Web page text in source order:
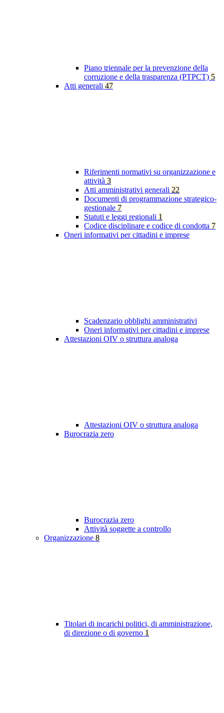
Piano triennale per la prevenzione della
corruzione e della trasparenza (PTPCT) 5
Atti generali 47
Riferimenti normativi su organizzazione e
attività 3
Atti amministrativi generali 22
Documenti di programmazione strategico-
gestionale 7
Statuti e leggi regionali 1
Codice disciplinare e codice di condotta 7
Oneri informativi per cittadini e imprese
Scadenzario obblighi amministrativi
Oneri informativi per cittadini e imprese
Attestazioni OIV o struttura analoga
Attestazioni OIV o struttura analoga
Burocrazia zero
Burocrazia zero
Attività soggette a controllo
Organizzazione 8
Titolari di incarichi politici, di amministrazione,
di direzione o di governo 1